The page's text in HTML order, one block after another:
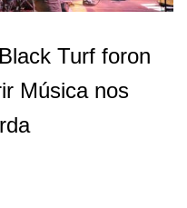
Turf foron
Música nos